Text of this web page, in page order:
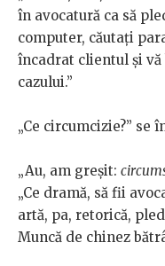
în avocatură ca să
computer, căutați
încadrat clientul și
cazului.”
„Ce circumcizie?” se
„Au, am greșit:
„Ce dramă, să fii
artă, pa, retorică,
Muncă de chinez